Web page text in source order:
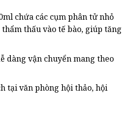
chứa các cụm phân tử nhỏ
thấu vào tế bào, giúp tăng
dàng vận chuyển mang theo
tại văn phòng hội thảo, hội